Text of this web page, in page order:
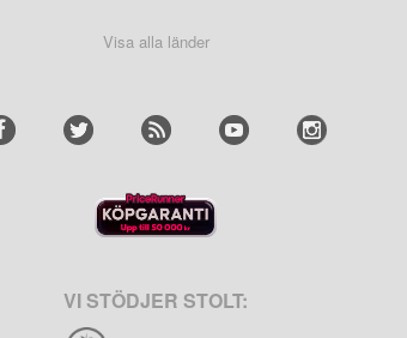
Visa alla länder
VI STÖDJER STOLT: